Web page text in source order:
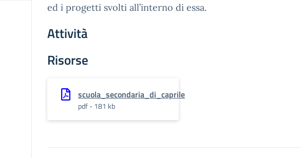
ed i progetti svolti all’interno di essa.
Attività
Risorse
scuola_secondaria_di_caprile
pdf - 181 kb